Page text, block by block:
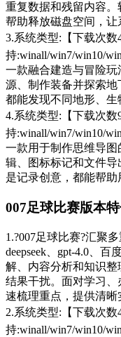
重复数据和残留内容。
帮助释放磁盘空间，让
3.系统类型:【下载次数
持:winall/win7/win10/
一款融合建造与冒险
源、制作装备并探索
都能发现不同地形、生
4.系统类型:【下载次数
持:winall/win7/win10/
一款用于制作思维导
辑、图标标记和文件
是记录创意，都能帮助
007足球比赛版本
1.?007足球比赛?汇聚
deepseek、gpt-4.0、百
解、内容分析和知识
结果干扰。面对学习
速梳理重点，提供清晰
2.系统类型:【下载次数
持:winall/win7/win10/